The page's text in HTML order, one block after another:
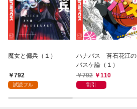
魔女と傭兵（１）
792
試読フル
ハナバス 苔石花江の
バスケ論（１）
792
110
割引